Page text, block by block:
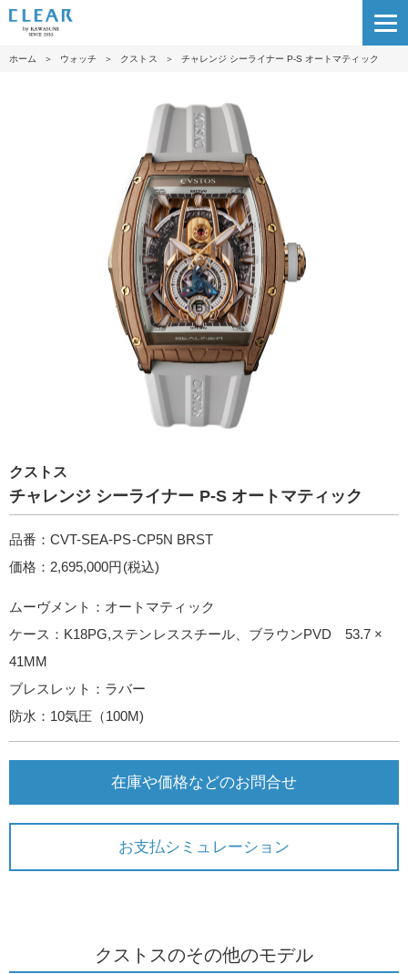
ホーム ＞ ウォッチ ＞ クストス ＞ チャレンジ シーライナー P-S オートマティック
クストス
チャレンジ シーライナー P-S オートマティック
品番：CVT-SEA-PS-CP5N BRST
価格：2,695,000円(税込)
ムーヴメント：オートマティック
ケース：K18PG,ステンレススチール、ブラウンPVD 53.7 ×
41MM
ブレスレット：ラバー
防水：10気圧（100M)
在庫や価格などのお問合せ
お支払シミュレーション
クストスのその他のモデル